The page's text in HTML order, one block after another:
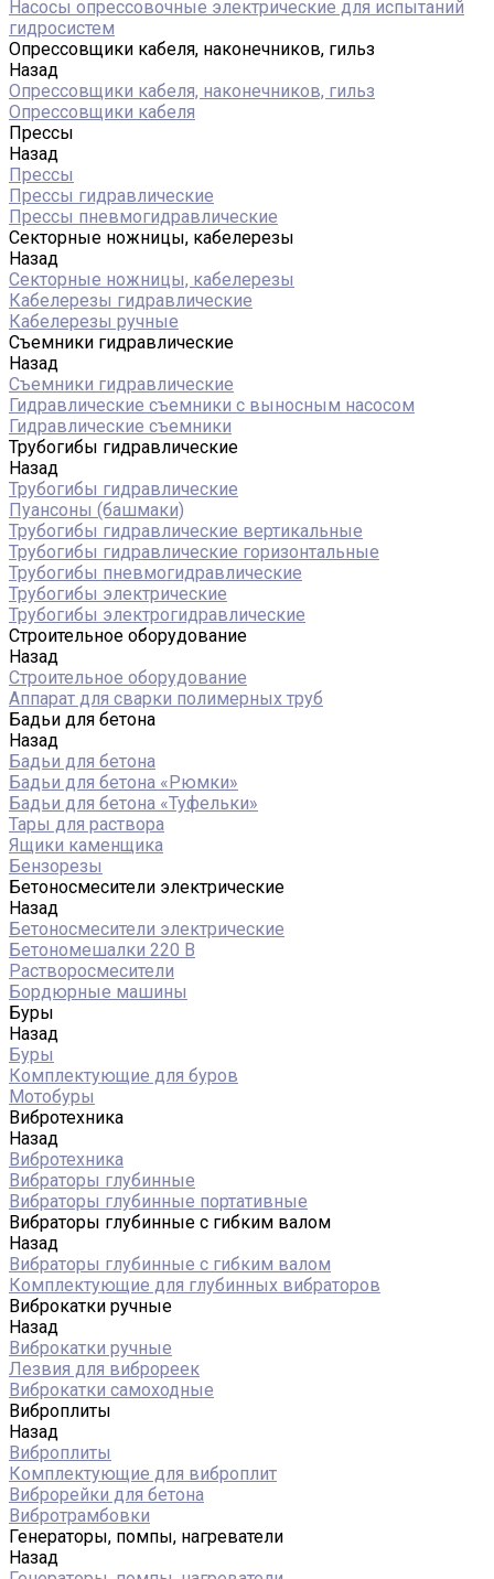
Насосы опрессовочные электрические для испытаний
гидросистем
Опрессовщики кабеля, наконечников, гильз
Назад
Опрессовщики кабеля, наконечников, гильз
Опрессовщики кабеля
Прессы
Назад
Прессы
Прессы гидравлические
Прессы пневмогидравлические
Секторные ножницы, кабелерезы
Назад
Секторные ножницы, кабелерезы
Кабелерезы гидравлические
Кабелерезы ручные
Съемники гидравлические
Назад
Съемники гидравлические
Гидравлические cъемники с выносным насосом
Гидравлические съемники
Трубогибы гидравлические
Назад
Трубогибы гидравлические
Пуансоны (башмаки)
Трубогибы гидравлические вертикальные
Трубогибы гидравлические горизонтальные
Трубогибы пневмогидравлические
Трубогибы электрические
Трубогибы электрогидравлические
Строительное оборудование
Назад
Строительное оборудование
Аппарат для сварки полимерных труб
Бадьи для бетона
Назад
Бадьи для бетона
Бадьи для бетона «Рюмки»
Бадьи для бетона «Туфельки»
Тары для раствора
Ящики каменщика
Бензорезы
Бетоносмесители электрические
Назад
Бетоносмесители электрические
Бетономешалки 220 В
Растворосмесители
Бордюрные машины
Буры
Назад
Буры
Комплектующие для буров
Мотобуры
Вибротехника
Назад
Вибротехника
Вибраторы глубинные
Вибраторы глубинные портативные
Вибраторы глубинные с гибким валом
Назад
Вибраторы глубинные с гибким валом
Комплектующие для глубинных вибраторов
Виброкатки ручные
Назад
Виброкатки ручные
Лезвия для виброреек
Виброкатки самоходные
Виброплиты
Назад
Виброплиты
Комплектующие для виброплит
Виброрейки для бетона
Вибротрамбовки
Генераторы, помпы, нагреватели
Назад